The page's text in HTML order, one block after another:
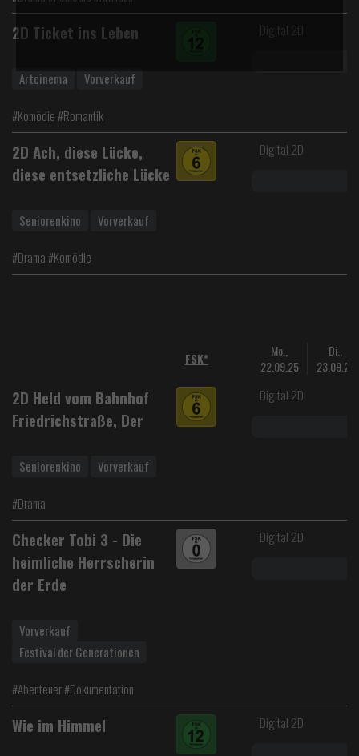
2D Ticket ins Leben
Artcinema Vorverkauf
#Komödie #Romantik
Digital 2D
2D Ach, diese Lücke,
diese entsetzliche Lücke
Seniorenkino Vorverkauf
#Drama #Komödie
Digital 2D
FSK*
Mo.,
22.09.25
Di.,
23.09.25
2D Held vom Bahnhof
Friedrichstraße, Der
Seniorenkino Vorverkauf
#Drama
Digital 2D
Checker Tobi 3 - Die
heimliche Herrscherin
der Erde
Vorverkauf
Festival der Generationen
#Abenteuer #Dokumentation
Digital 2D
Wie im Himmel Digital 2D